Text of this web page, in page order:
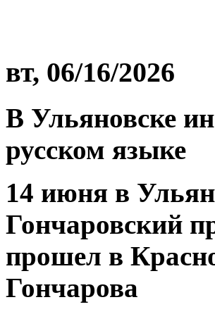
вт, 06/16/2026
В Ульяновске
русском языке
14 июня в
Гончаровский
прошел в
Гончарова